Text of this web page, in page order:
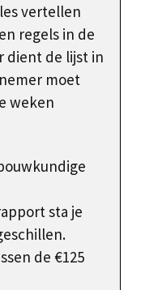
vertellen
regels in de
dient de lijst in
moet
weken
sta je
de €125